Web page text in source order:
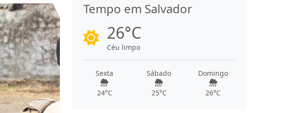
Tempo em Salvador
26°C
Céu limpo
Sexta
24°C
Sábado
25°C
Domingo
26°C